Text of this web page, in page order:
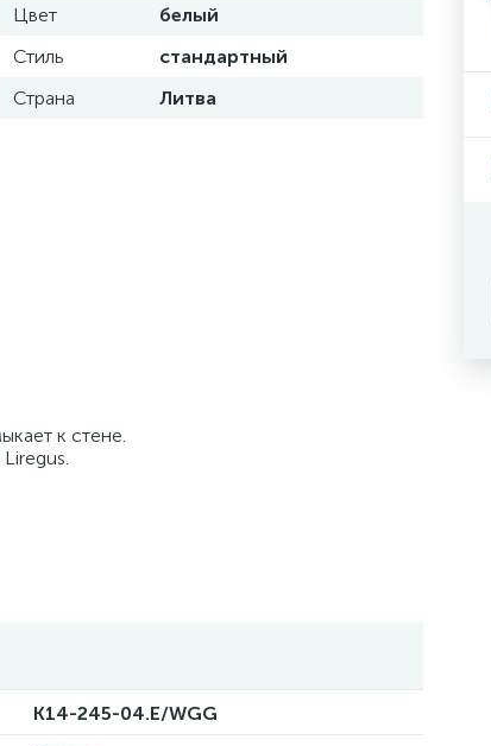
Цвет
белый
Стиль
стандартный
Страна
Литва
к стене.
K14-245-04.E/WGG